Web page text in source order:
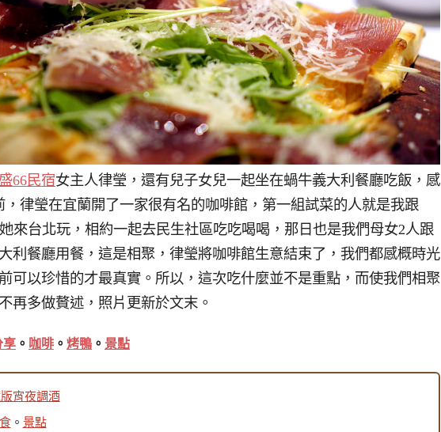
66民宿女主人律瑩，還有兒子女兒一起坐在蝸牛義大利餐廳吃飯，感
，律瑩在宜蘭開了一家很有名的咖啡館，第一組試菜的人就是我跟
來台北玩，相約一起去民生社區吃吃喝喝，那日也是我們母女2人跟
利餐廳用餐，這是相聚，律瑩將咖啡館生意結束了，我們都感概時光
可以珍惜的才最真實。所以，這次吃什麼並不是重點，而使我們相聚
再多做贅述，照片更新於文末。
享 。 咖啡 。 烤鴨 。 景點
宵夜調酒
。 景點